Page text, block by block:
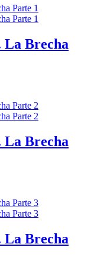
La Brecha
La Brecha
La Brecha